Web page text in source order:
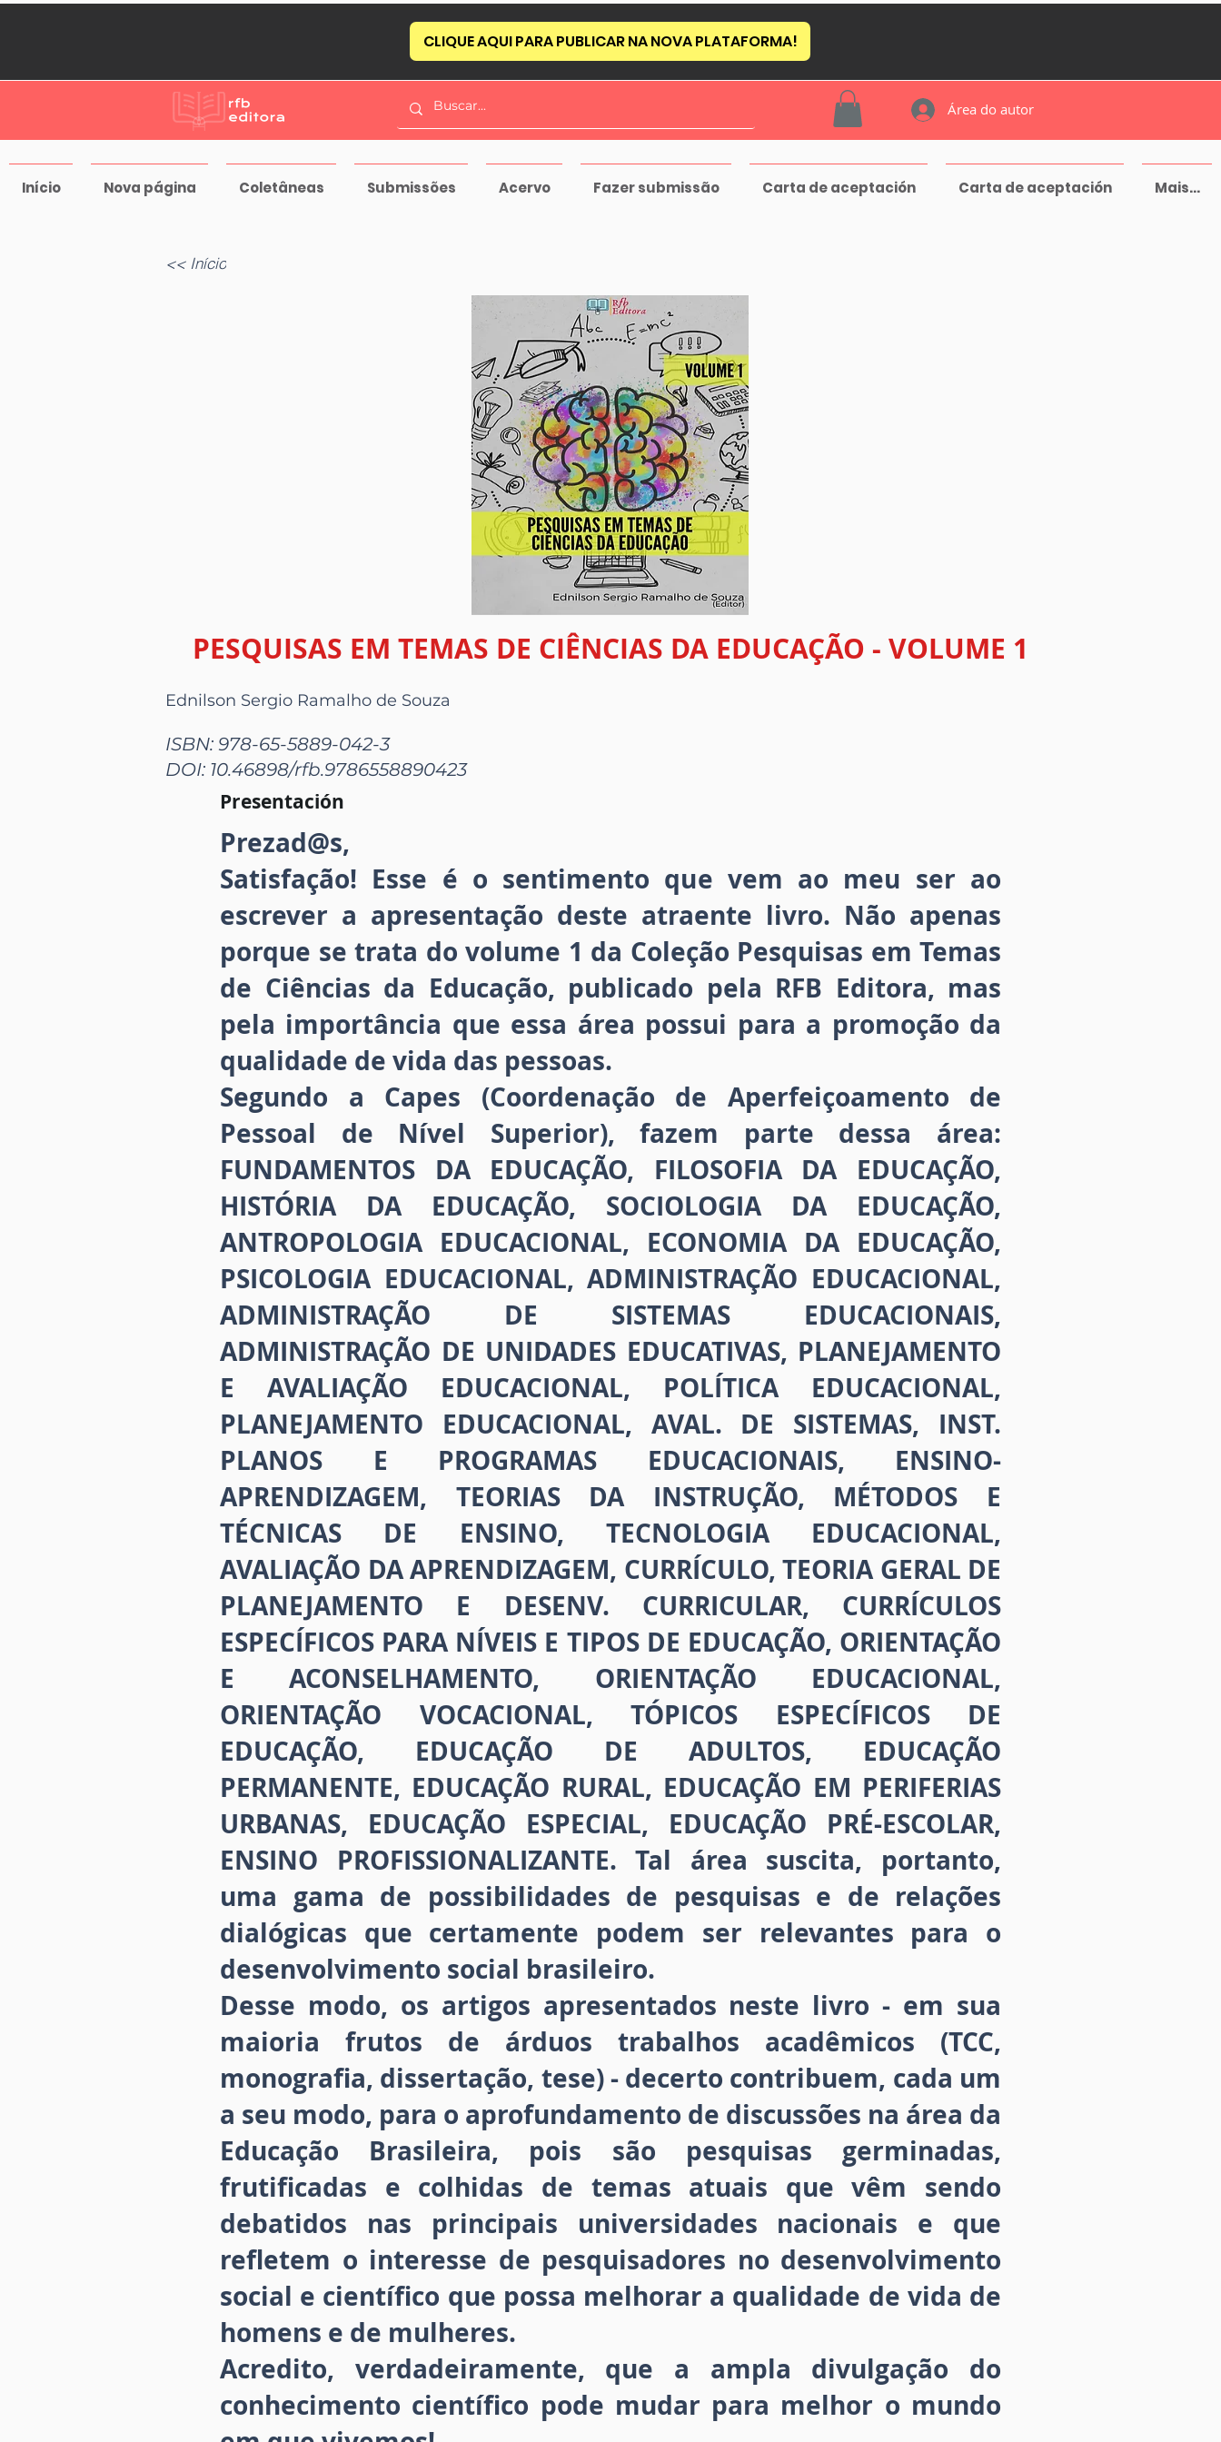
CLIQUE AQUI PARA PUBLICAR NA NOVA PLATAFORMA!
Área do autor
Início Nova página Coletâneas Submissões Acervo Fazer submissão Carta de aceptación Carta de aceptación Mais...
<< Início
PESQUISAS EM TEMAS DE CIÊNCIAS DA EDUCAÇÃO - VOLUME 1
Ednilson Sergio Ramalho de Souza
ISBN: 978-65-5889-042-3
DOI: 10.46898/rfb.9786558890423
Presentación
Prezad@s,
Satisfação! Esse é o sentimento que vem ao meu ser ao
escrever a apresentação deste atraente livro. Não apenas
porque se trata do volume 1 da Coleção Pesquisas em Temas
de Ciências da Educação, publicado pela RFB Editora, mas
pela importância que essa área possui para a promoção da
qualidade de vida das pessoas.
Segundo a Capes (Coordenação de Aperfeiçoamento de
Pessoal de Nível Superior), fazem parte dessa área:
FUNDAMENTOS DA EDUCAÇÃO, FILOSOFIA DA EDUCAÇÃO,
HISTÓRIA DA EDUCAÇÃO, SOCIOLOGIA DA EDUCAÇÃO,
ANTROPOLOGIA EDUCACIONAL, ECONOMIA DA EDUCAÇÃO,
PSICOLOGIA EDUCACIONAL, ADMINISTRAÇÃO EDUCACIONAL,
ADMINISTRAÇÃO DE SISTEMAS EDUCACIONAIS,
ADMINISTRAÇÃO DE UNIDADES EDUCATIVAS, PLANEJAMENTO
E AVALIAÇÃO EDUCACIONAL, POLÍTICA EDUCACIONAL,
PLANEJAMENTO EDUCACIONAL, AVAL. DE SISTEMAS, INST.
PLANOS E PROGRAMAS EDUCACIONAIS, ENSINO-
APRENDIZAGEM, TEORIAS DA INSTRUÇÃO, MÉTODOS E
TÉCNICAS DE ENSINO, TECNOLOGIA EDUCACIONAL,
AVALIAÇÃO DA APRENDIZAGEM, CURRÍCULO, TEORIA GERAL DE
PLANEJAMENTO E DESENV. CURRICULAR, CURRÍCULOS
ESPECÍFICOS PARA NÍVEIS E TIPOS DE EDUCAÇÃO, ORIENTAÇÃO
E ACONSELHAMENTO, ORIENTAÇÃO EDUCACIONAL,
ORIENTAÇÃO VOCACIONAL, TÓPICOS ESPECÍFICOS DE
EDUCAÇÃO, EDUCAÇÃO DE ADULTOS, EDUCAÇÃO
PERMANENTE, EDUCAÇÃO RURAL, EDUCAÇÃO EM PERIFERIAS
URBANAS, EDUCAÇÃO ESPECIAL, EDUCAÇÃO PRÉ-ESCOLAR,
ENSINO PROFISSIONALIZANTE. Tal área suscita, portanto,
uma gama de possibilidades de pesquisas e de relações
dialógicas que certamente podem ser relevantes para o
desenvolvimento social brasileiro.
Desse modo, os artigos apresentados neste livro - em sua
maioria frutos de árduos trabalhos acadêmicos (TCC,
monografia, dissertação, tese) - decerto contribuem, cada um
a seu modo, para o aprofundamento de discussões na área da
Educação Brasileira, pois são pesquisas germinadas,
frutificadas e colhidas de temas atuais que vêm sendo
debatidos nas principais universidades nacionais e que
refletem o interesse de pesquisadores no desenvolvimento
social e científico que possa melhorar a qualidade de vida de
homens e de mulheres.
Acredito, verdadeiramente, que a ampla divulgação do
conhecimento científico pode mudar para melhor o mundo